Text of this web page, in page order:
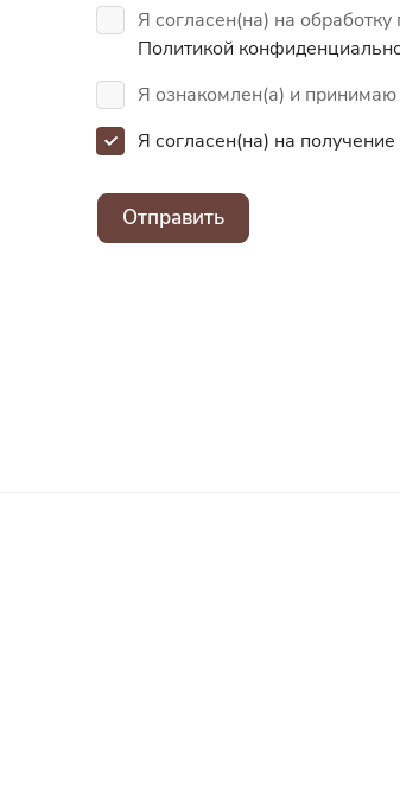
Я согласен(на) на
Политикой
Я ознакомлен(а) и принимаю
Я согласен(на) на
Отправить